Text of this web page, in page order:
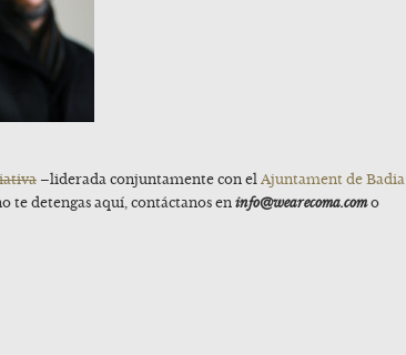
–liderada conjuntamente con el Ajuntament de Badia
te detengas aquí, contáctanos en info@wearecoma.como